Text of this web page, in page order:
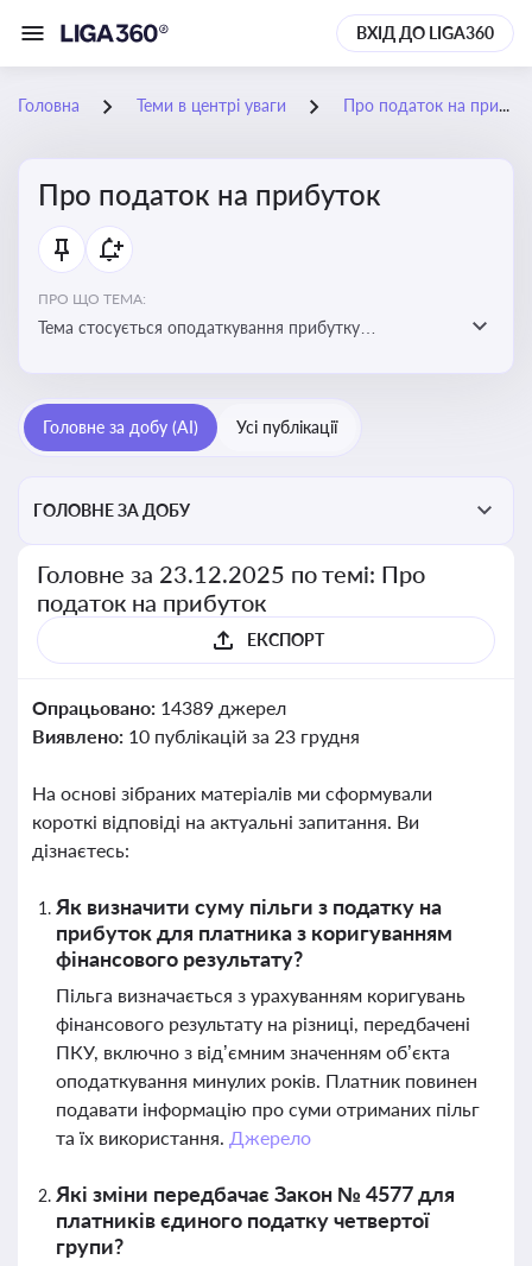
ВХІД ДО LIGA360
Головна Теми в центрі уваги Про податок на прибуток
Про податок на прибуток
ПРО ЩО ТЕМА:
Тема стосується оподаткування прибутку
звітність для бізнесу, бухгалтерів і юристів
Головне за добу (AI) Усі публікації
ГОЛОВНЕ ЗА ДОБУ
Головне за 23.12.2025 по темі: Про
податок на прибуток
ЕКСПОРТ
Опрацьовано: 14389 джерел
Виявлено: 10 публікацій за 23 грудня
На основі зібраних матеріалів ми сформували
короткі відповіді на актуальні запитання. Ви
дізнаєтесь:
Як визначити суму пільги з податку на
прибуток для платника з коригуванням
фінансового результату?
Пільга визначається з урахуванням коригувань
фінансового результату на різниці, передбачені
ПКУ, включно з від’ємним значенням об’єкта
оподаткування минулих років. Платник повинен
подавати інформацію про суми отриманих пільг
та їх використання. Джерело
Які зміни передбачає Закон № 4577 для
платників єдиного податку четвертої
групи?